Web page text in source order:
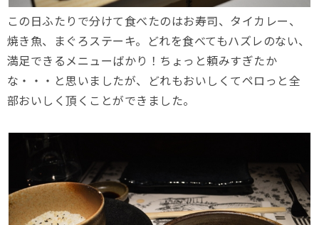
この日ふたりで分けて食べたのはお寿司、タイカレー、
焼き魚、まぐろステーキ。どれを食べてもハズレのない、
満足できるメニューばかり！ちょっと頼みすぎたか
な・・・と思いましたが、どれもおいしくてペロっと全
部おいしく頂くことができました。